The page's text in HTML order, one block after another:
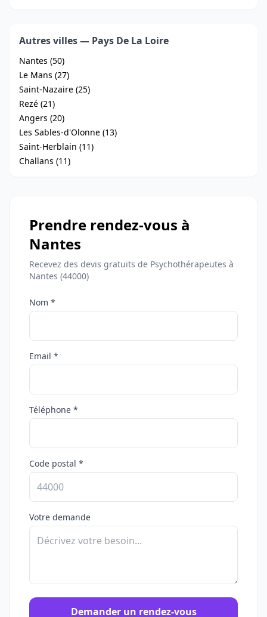
Autres villes — Pays De La Loire
Nantes (50)
Le Mans (27)
Saint-Nazaire (25)
Rezé (21)
Angers (20)
Les Sables-d'Olonne (13)
Saint-Herblain (11)
Challans (11)
Prendre rendez-vous à
Nantes
Recevez des devis gratuits de Psychothérapeutes à
Nantes (44000)
Nom *
Email *
Téléphone *
Code postal *
Votre demande
Demander un rendez-vous